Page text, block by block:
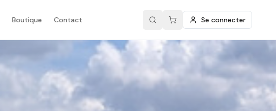
Boutique Contact Se connecter